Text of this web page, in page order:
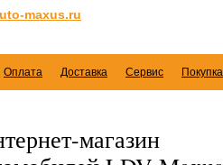
maxus.ru
Оплата Доставка Сервис
магазин